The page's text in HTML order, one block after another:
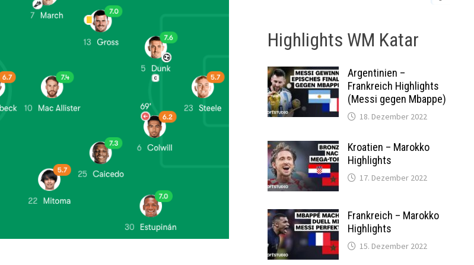
Highlights WM Katar
Argentinien –
Frankreich Highlights
(Messi gegen Mbappe)
18. Dezember 2022
Kroatien – Marokko
Highlights
17. Dezember 2022
Frankreich – Marokko
Highlights
15. Dezember 2022